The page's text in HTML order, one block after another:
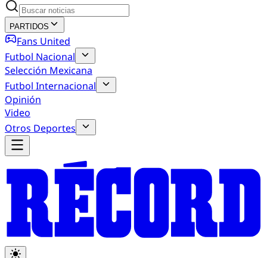
PARTIDOS
Fans United
Futbol Nacional
Selección Mexicana
Futbol Internacional
Opinión
Video
Otros Deportes